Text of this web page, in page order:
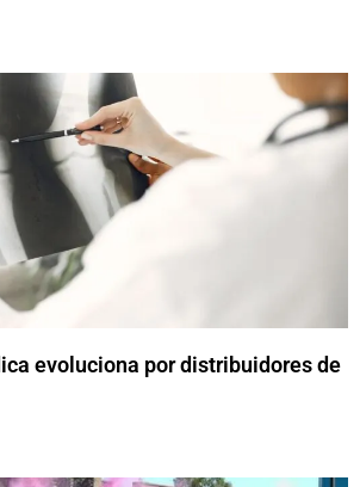
evoluciona por distribuidores de